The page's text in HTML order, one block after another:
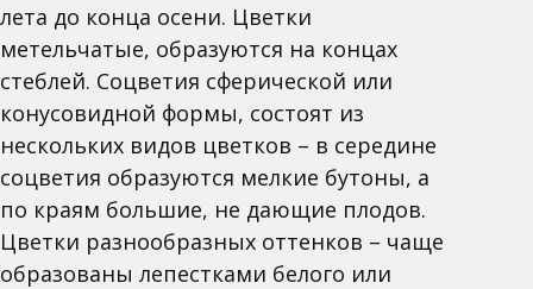
лета до конца осени. Цветки
метельчатые, образуются на концах
стеблей. Соцветия сферической или
конусовидной формы, состоят из
нескольких видов цветков – в середине
соцветия образуются мелкие бутоны, а
по краям большие, не дающие плодов.
Цветки разнообразных оттенков – чаще
образованы лепестками белого или